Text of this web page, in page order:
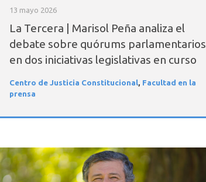
13 mayo 2026
La Tercera | Marisol Peña analiza el
debate sobre quórums parlamentarios
en dos iniciativas legislativas en curso
Centro de Justicia Constitucional, Facultad en la
prensa